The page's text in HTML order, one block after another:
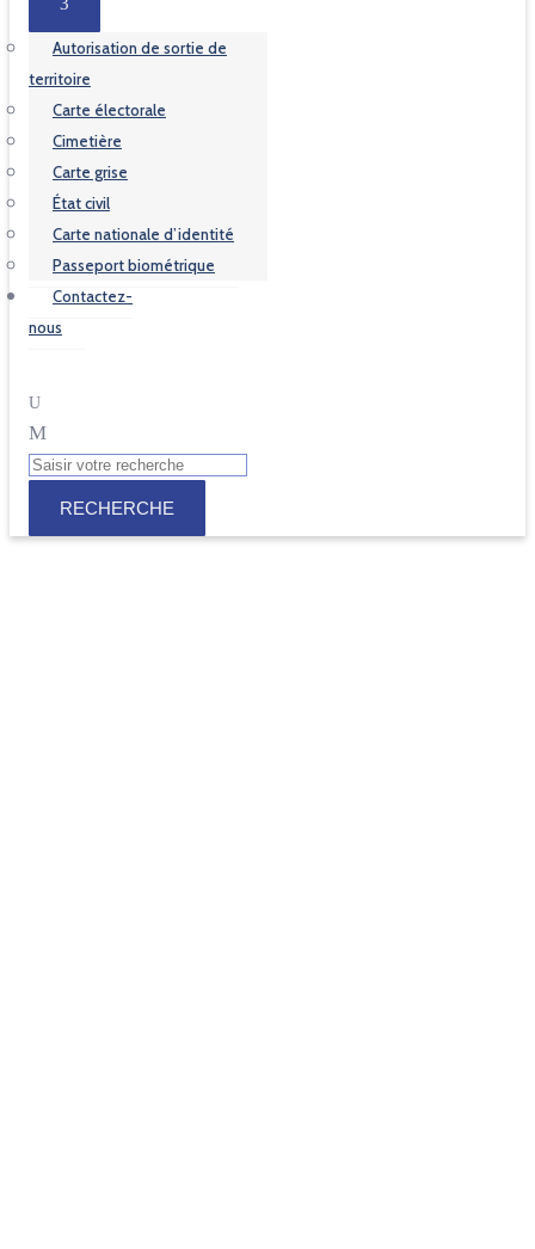
Autorisation de sortie de
territoire
Carte électorale
Cimetière
Carte grise
État civil
Carte nationale d’identité
Passeport biométrique
Contactez-
nous